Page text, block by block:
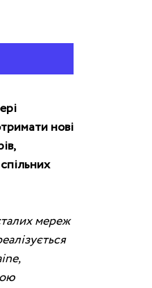
нові
мереж